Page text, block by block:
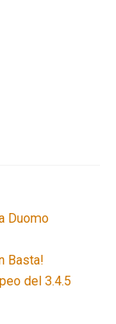
Duomo
Basta!
del 3.4.5